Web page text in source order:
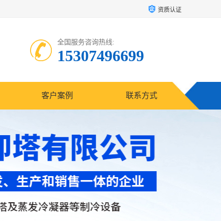
资质认证
全国服务咨询热线:
15307496699
客户案例 联系方式